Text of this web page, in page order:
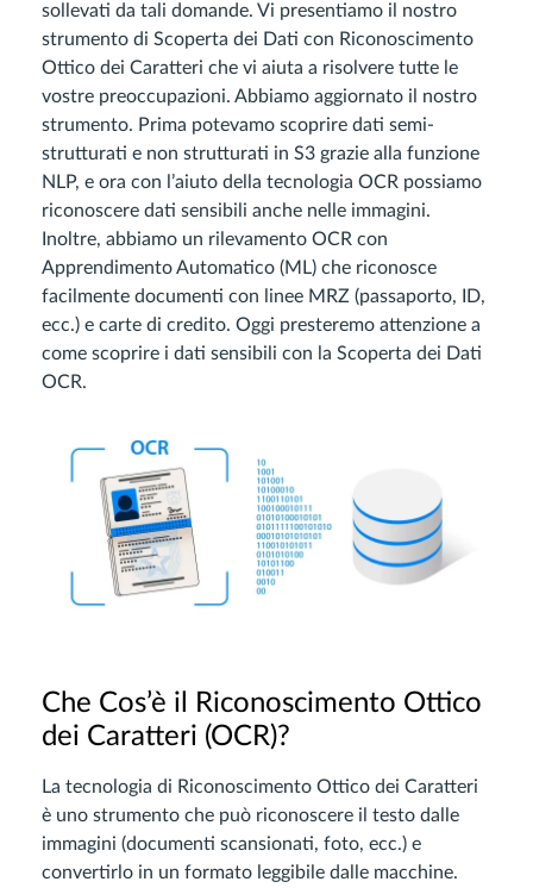
sollevati da tali domande. Vi presentiamo il nostro
strumento di Scoperta dei Dati con Riconoscimento
Ottico dei Caratteri che vi aiuta a risolvere tutte le
vostre preoccupazioni. Abbiamo aggiornato il nostro
strumento. Prima potevamo scoprire dati semi-
strutturati e non strutturati in S3 grazie alla funzione
NLP, e ora con l’aiuto della tecnologia OCR possiamo
riconoscere dati sensibili anche nelle immagini.
Inoltre, abbiamo un rilevamento OCR con
Apprendimento Automatico (ML) che riconosce
facilmente documenti con linee MRZ (passaporto, ID,
ecc.) e carte di credito. Oggi presteremo attenzione a
come scoprire i dati sensibili con la Scoperta dei Dati
OCR.
Che Cos’è il Riconoscimento Ottico
dei Caratteri (OCR)?
La tecnologia di Riconoscimento Ottico dei Caratteri
è uno strumento che può riconoscere il testo dalle
immagini (documenti scansionati, foto, ecc.) e
convertirlo in un formato leggibile dalle macchine.